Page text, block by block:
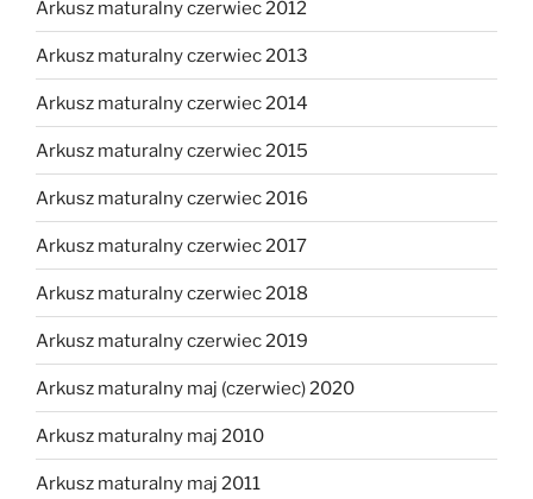
Arkusz maturalny czerwiec 2012
Arkusz maturalny czerwiec 2013
Arkusz maturalny czerwiec 2014
Arkusz maturalny czerwiec 2015
Arkusz maturalny czerwiec 2016
Arkusz maturalny czerwiec 2017
Arkusz maturalny czerwiec 2018
Arkusz maturalny czerwiec 2019
Arkusz maturalny maj (czerwiec) 2020
Arkusz maturalny maj 2010
Arkusz maturalny maj 2011